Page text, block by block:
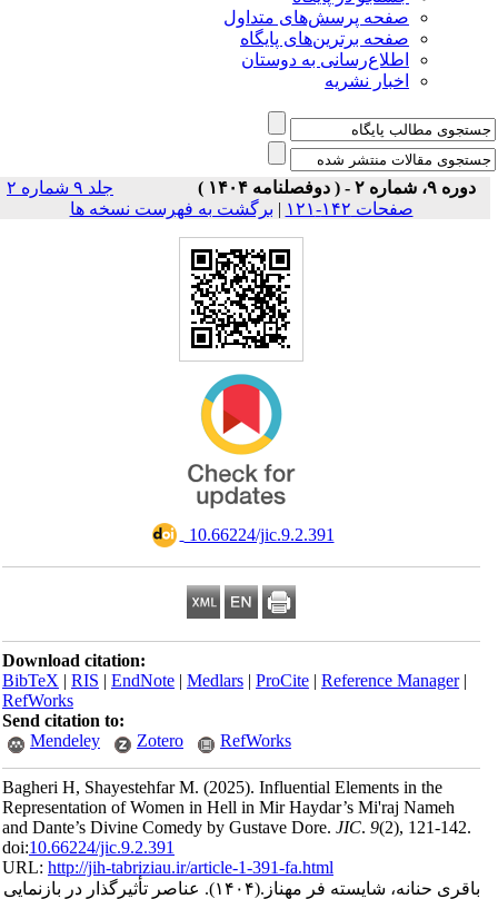
صفحه پرسش‌های متداول
صفحه برترین‌های پایگاه
اطلاع‌رسانی به دوستان
اخبار نشریه
جلد ۹ شماره ۲
|برگشت به فهرست نسخه ها
‎ 10.66224/jic.9.2.391
Download citation:
BibTeX|RIS| EndNote| Medlars| ProCite|Reference
RefWorks
Send citation to:
Mendeley
Zotero RefWorks
Bagheri H, Shayestehfar M.(2025).Influential Elements in
Representation of Women in Hell in Mir Haydar’s Mi'raj
and Dante’s Divine Comedy by Gustave Dore.JIC.9(2),
doi:10.66224/jic.9.2.391
URL:http://jih-tabriziau.ir/article-1-391-fa.html
شایسته فر مهناز. (۱۴۰۴).
عناصر تأثیرگذار در بازنمایی